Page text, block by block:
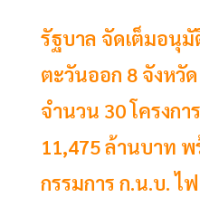
รัฐบาล จัดเต็มอนุ
ตะวันออก 8 จังหวั
จำนวน 30 โครงกา
11,475 ล้านบาท
กรรมการ ก.น.บ. ไฟ